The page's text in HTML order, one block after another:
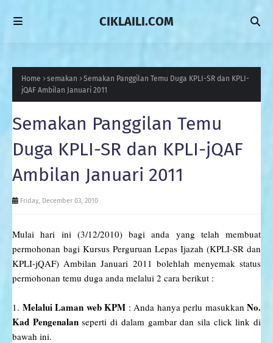
CIKLAILI.COM
Home semakan
Semakan Panggilan Temu Duga KPLI-SR dan KPLI-
jQAF Ambilan Januari 2011
Semakan Panggilan Temu
Duga KPLI-SR dan KPLI-jQAF
Ambilan Januari 2011
Friday, December 03, 2010
Mulai hari ini (3/12/2010) bagi anda yang telah membuat
permohonan bagi Kursus Perguruan Lepas Ijazah (KPLI-SR dan
KPLI-jQAF) Ambilan Januari 2011 bolehlah menyemak status
permohonan temu duga anda melalui 2 cara berikut :
1. Melalui Laman web KPM : Anda hanya perlu masukkan No.
Kad Pengenalanseperti di dalam gambar dan sila click link di
bawah ini.